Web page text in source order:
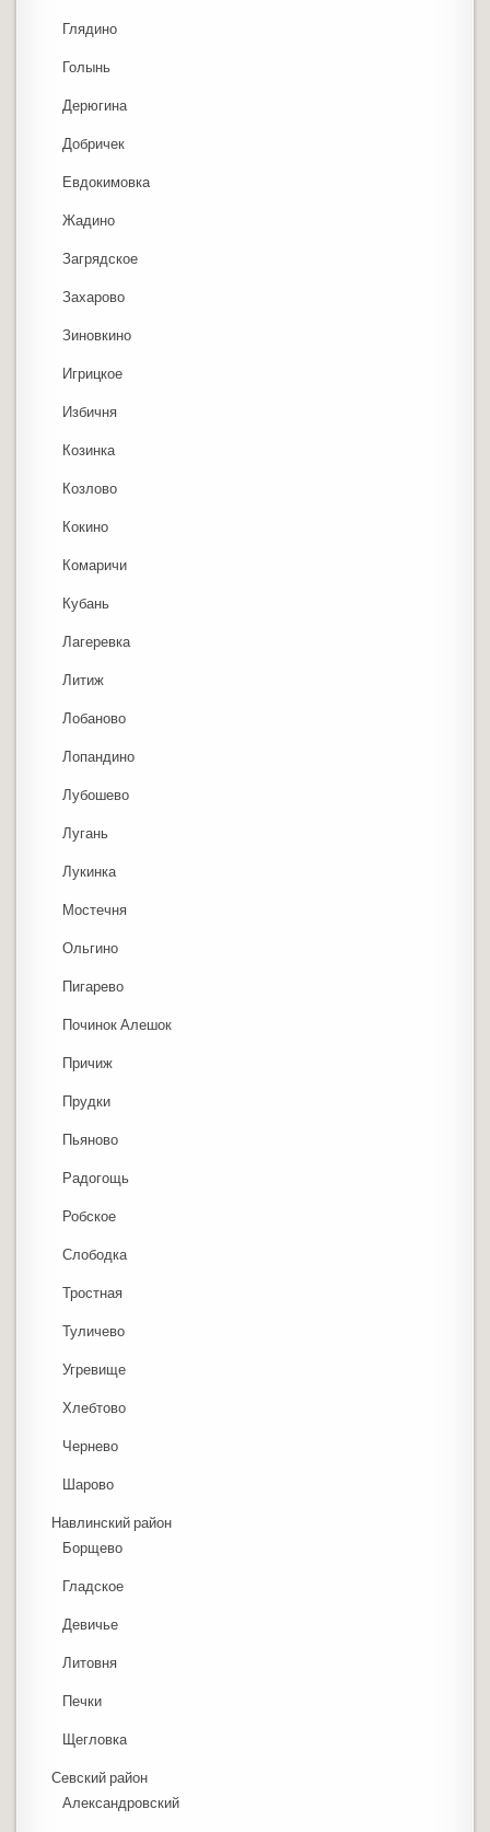
Глядино
Голынь
Дерюгина
Добричек
Евдокимовка
Жадино
Загрядское
Захарово
Зиновкино
Игрицкое
Избичня
Козинка
Козлово
Кокино
Комаричи
Кубань
Лагеревка
Литиж
Лобаново
Лопандино
Лубошево
Лугань
Лукинка
Мостечня
Ольгино
Пигарево
Починок Алешок
Причиж
Прудки
Пьяново
Радогощь
Робское
Слободка
Тростная
Туличево
Угревище
Хлебтово
Чернево
Шарово
Навлинский район
Борщево
Гладское
Девичье
Литовня
Печки
Щегловка
Севский район
Александровский